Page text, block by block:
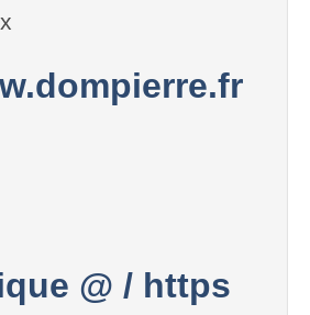
@ / https